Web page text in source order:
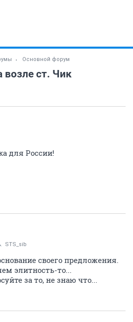
Основной форум
возле ст. Чик
для России!
STS_sib
своего предложения.
элитность-то...
за то, не знаю что...